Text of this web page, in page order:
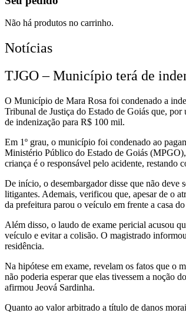
Não há produtos no carrinho.
Notícias
TJGO – Município terá de
O Município de Mara Rosa foi condenado a
Tribunal de Justiça do Estado de Goiás que,
de indenização para R$ 100 mil.
Em 1º grau, o município foi condenado ao
Ministério Público do Estado de Goiás
criança é o responsável pelo acidente, restando
De início, o desembargador disse que não deve
litigantes. Ademais, verificou que, apesar de o
da prefeitura parou o veículo em frente a casa
Além disso, o laudo de exame pericial acusou
veículo e evitar a colisão. O magistrado
residência.
Na hipótese em exame, revelam os fatos que o
não poderia esperar que elas tivessem a noção
afirmou Jeová Sardinha.
Quanto ao valor arbitrado a título de danos